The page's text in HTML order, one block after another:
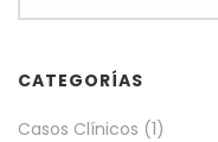
CATEGORÍAS
Casos Clínicos (1)